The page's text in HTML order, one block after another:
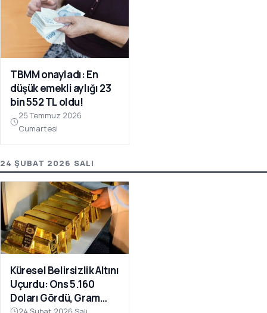
TBMM onayladı: En
düşük emekli aylığı 23
bin 552 TL oldu!
25 Temmuz 2026
Cumartesi
24 ŞUBAT 2026 SALI
Küresel Belirsizlik Altını
Uçurdu: Ons 5.160
Doları Gördü, Gram